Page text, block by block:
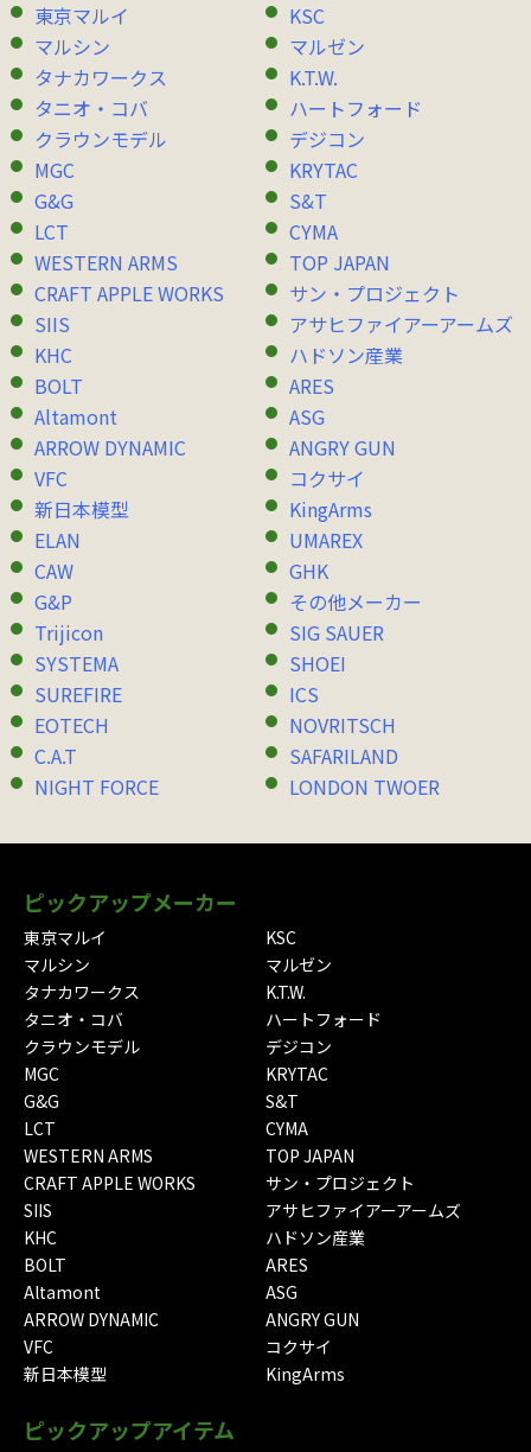
東京マルイ
KSC
マルシン
マルゼン
タナカワークス
K.T.W.
タニオ・コバ
ハートフォード
クラウンモデル
デジコン
MGC
KRYTAC
G&G
S&T
LCT
CYMA
WESTERN ARMS
TOP JAPAN
CRAFT APPLE WORKS
サン・プロジェクト
SIIS
アサヒファイアーアームズ
KHC
ハドソン産業
BOLT
ARES
Altamont
ASG
ARROW DYNAMIC
ANGRY GUN
VFC
コクサイ
新日本模型
KingArms
ELAN
UMAREX
CAW
GHK
G&P
その他メーカー
Trijicon
SIG SAUER
SYSTEMA
SHOEI
SUREFIRE
ICS
EOTECH
NOVRITSCH
C.A.T
SAFARILAND
NIGHT FORCE
LONDON TWOER
ピックアップメーカー
東京マルイ
KSC
マルシン
マルゼン
タナカワークス
K.T.W.
タニオ・コバ
ハートフォード
クラウンモデル
デジコン
MGC
KRYTAC
G&G
S&T
LCT
CYMA
WESTERN ARMS
TOP JAPAN
CRAFT APPLE WORKS
サン・プロジェクト
SIIS
アサヒファイアーアームズ
KHC
ハドソン産業
BOLT
ARES
Altamont
ASG
ARROW DYNAMIC
ANGRY GUN
VFC
コクサイ
新日本模型
KingArms
ピックアップアイテム